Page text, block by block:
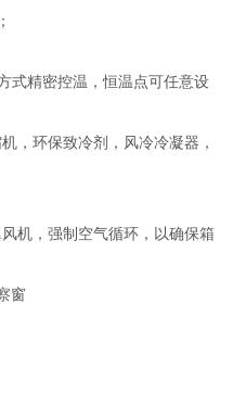
式精密控温，恒温点可任意设
，环保致冷剂，风冷冷凝器，
机，强制空气循环，以确保箱
窗